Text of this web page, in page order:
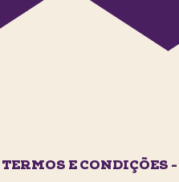
TERMOS E